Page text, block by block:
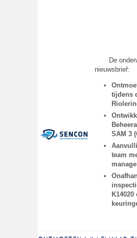
De
nieuwsbrief:
tijdens
SAM 3
team
K14020